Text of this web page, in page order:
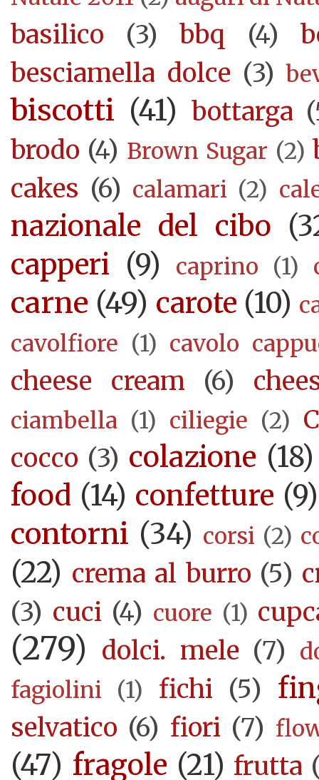
basilico (3) bbq (4)
besciamella dolce (3)
biscotti (41) bottarga
brodo (4) Brown Sugar (2)
cakes (6) calamari (2)
nazionale del cibo
capperi (9) caprino (1)
carne (49) carote (10)
cavolfiore (1) cavolo
cheese cream (6)
ciambella (1) ciliegie (2)
cocco (3) colazione (18)
food (14) confetture (9)
contorni (34) corsi (2)
(22) crema al burro (5)
(3) cuci (4) cuore (1)
(279) dolci. mele (7)
fagiolini (1) fichi (5)
selvatico (6) fiori (7)
(47) fragole (21) frutta